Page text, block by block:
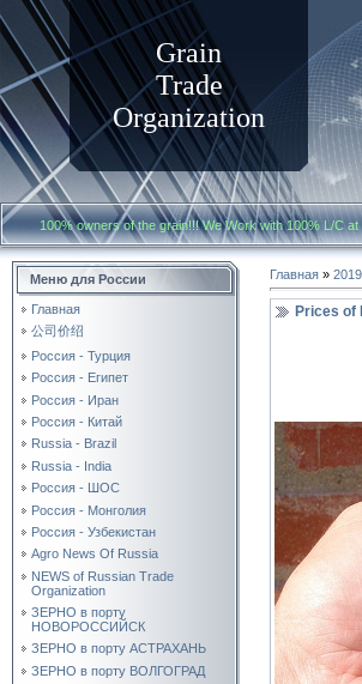
Grain
Trade
Organization
100% owners of the grain!!! We Work with100% L/C at
Меню для России
Главная
公司价绍
Россия - Турция
Россия - Египет
Россия - Иран
Россия - Китай
Russia - Brazil
Russia - India
Россия - ШОС
Россия - Монголия
Россия - Узбекистан
Agro News Of Russia
NEWS of Russian Trade
Organization
ЗЕРНО в порту
НОВОРОССИЙСК
ЗЕРНО в порту АСТРАХАНЬ
ЗЕРНО в порту ВОЛГОГРАД
Главная » 2019
Prices of